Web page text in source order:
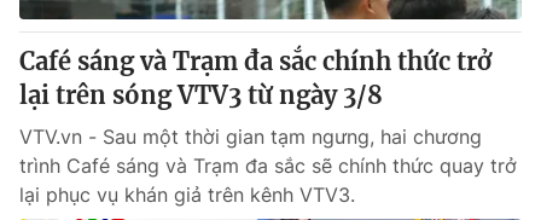
Café sáng và Trạm đa sắc chính thức trở
lại trên sóng VTV3 từ ngày 3/8
VTV.vn - Sau một thời gian tạm ngưng, hai chương
trình Café sáng và Trạm đa sắc sẽ chính thức quay trở
lại phục vụ khán giả trên kênh VTV3.